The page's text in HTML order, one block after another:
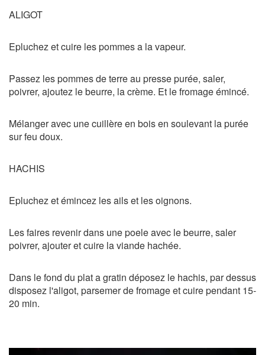
ALIGOT
Epluchez et cuire les pommes a la vapeur.
Passez les pommes de terre au presse purée, saler,
poivrer, ajoutez le beurre, la crème. Et le fromage émincé.
Mélanger avec une cuillère en bois en soulevant la purée
sur feu doux.
HACHIS
Epluchez et émincez les ails et les oignons.
Les faires revenir dans une poele avec le beurre, saler
poivrer, ajouter et cuire la viande hachée.
Dans le fond du plat a gratin déposez le hachis, par dessus
disposez l'aligot, parsemer de fromage et cuire pendant 15-
20 min.